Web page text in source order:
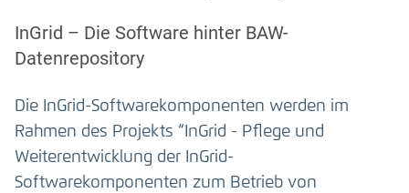
InGrid – Die Software hinter BAW-
Datenrepository
Die InGrid-Softwarekomponenten werden im
Rahmen des Projekts “InGrid - Pflege und
Weiterentwicklung der InGrid-
Softwarekomponenten zum Betrieb von